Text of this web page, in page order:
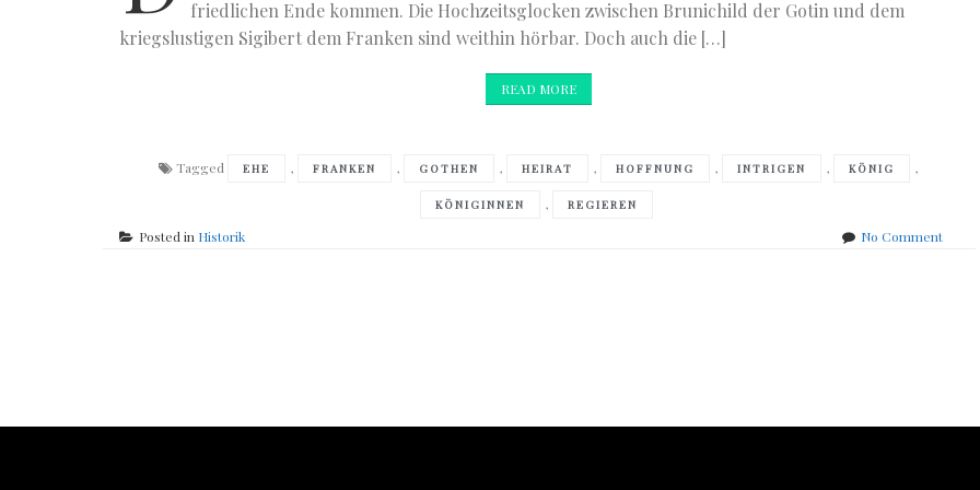
friedlichen Ende kommen. Die Hochzeitsglocken zwischen Brunichild der Gotin und dem
kriegslustigen Sigibert dem Franken sind weithin hörbar. Doch auch die […]
READ MORE
Tagged EHE , FRANKEN , GOTHEN , HEIRAT , HOFFNUNG , INTRIGEN , KÖNIG ,
KÖNIGINNEN , REGIEREN
Posted in Historik No Commenton